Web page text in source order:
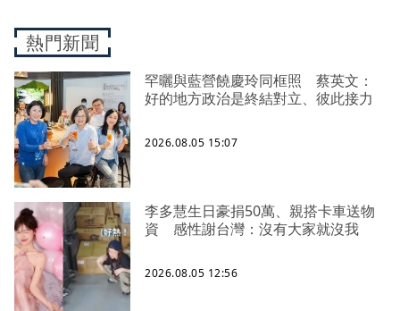
熱門新聞
罕曬與藍營饒慶玲同框照 蔡英文：
好的地方政治是終結對立、彼此接力
2026.08.05 15:07
李多慧生日豪捐50萬、親搭卡車送物
資 感性謝台灣：沒有大家就沒我
2026.08.05 12:56